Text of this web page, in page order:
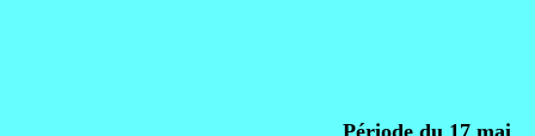
Période du 17 mai